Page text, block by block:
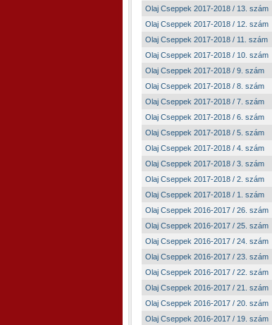
Olaj Cseppek 2017-2018 / 13. szám
Olaj Cseppek 2017-2018 / 12. szám
Olaj Cseppek 2017-2018 / 11. szám
Olaj Cseppek 2017-2018 / 10. szám
Olaj Cseppek 2017-2018 / 9. szám
Olaj Cseppek 2017-2018 / 8. szám
Olaj Cseppek 2017-2018 / 7. szám
Olaj Cseppek 2017-2018 / 6. szám
Olaj Cseppek 2017-2018 / 5. szám
Olaj Cseppek 2017-2018 / 4. szám
Olaj Cseppek 2017-2018 / 3. szám
Olaj Cseppek 2017-2018 / 2. szám
Olaj Cseppek 2017-2018 / 1. szám
Olaj Cseppek 2016-2017 / 26. szám
Olaj Cseppek 2016-2017 / 25. szám
Olaj Cseppek 2016-2017 / 24. szám
Olaj Cseppek 2016-2017 / 23. szám
Olaj Cseppek 2016-2017 / 22. szám
Olaj Cseppek 2016-2017 / 21. szám
Olaj Cseppek 2016-2017 / 20. szám
Olaj Cseppek 2016-2017 / 19. szám